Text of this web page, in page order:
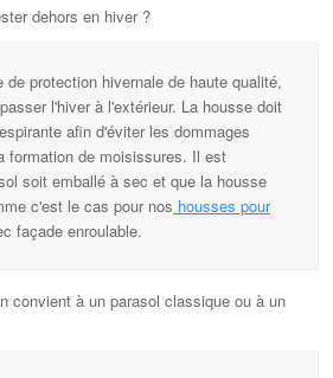
dehors en hiver ?
protection hivernale de haute qualité,
l'hiver à l'extérieur. La housse doit
afin d'éviter les dommages
formation de moisissures. Il est
soit emballé à sec et que la housse
c'est le cas pour nos housses pour
façade enroulable.
convient à un parasol classique ou à un